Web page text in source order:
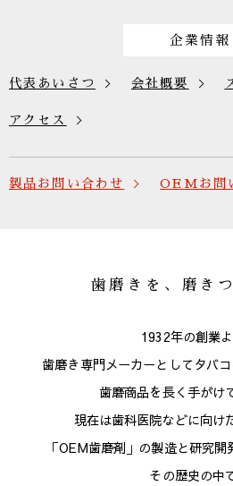
企業情報
代表あいさつ 会社概要
アクセス
製品お問い合わせ OEMお問
歯磨きを、磨き
1932年の創業よ
歯磨き専門メーカーとしてタバ
歯磨商品を長く手がけ
現在は歯科医院などに向け
「OEM歯磨剤」の製造と研究開
その歴史の中